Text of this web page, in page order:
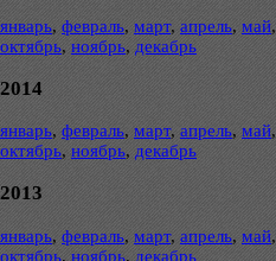
январь, февраль, март, апрель, май,
октябрь, ноябрь, декабрь
2014
январь, февраль, март, апрель, май,
октябрь, ноябрь, декабрь
2013
январь, февраль, март, апрель, май,
октябрь, ноябрь, декабрь